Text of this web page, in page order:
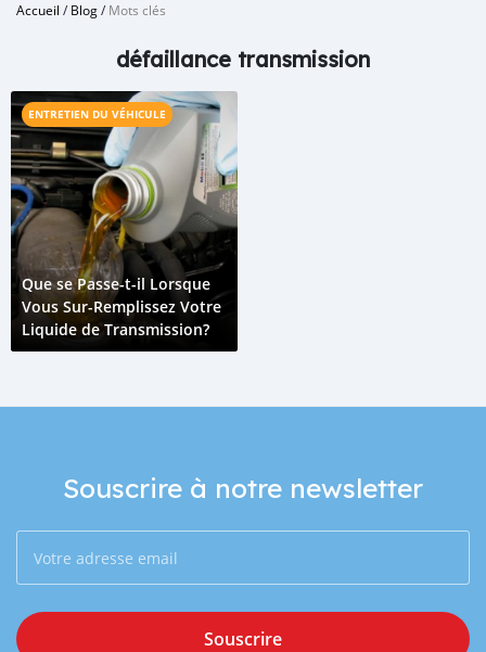
Accueil /Blog/Mots clés
défaillance transmission
ENTRETIEN DU VÉHICULE
Que se Passe-t-il Lorsque
Vous Sur-Remplissez Votre
Liquide de Transmission?
Souscrire à notre newsletter
Souscrire